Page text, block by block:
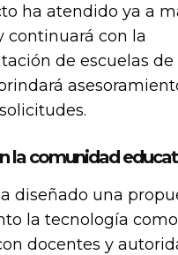
ha atendido ya a
continuará con la
de escuelas de
la comunidad
diseñado una
la tecnología
docentes y